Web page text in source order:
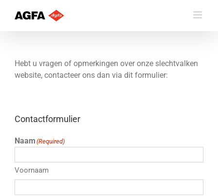
Hebt u vragen of opmerkingen over onze slechtvalken
website, contacteer ons dan via dit formulier:
Contactformulier
Naam (Required)
Voornaam